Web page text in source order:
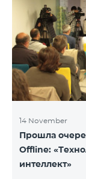
14 November
Прошла
Offline:
интеллект»